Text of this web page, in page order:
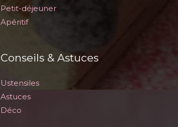
Petit-déjeuner
Apéritif
Conseils & Astuces
Ustensiles
Astuces
Déco